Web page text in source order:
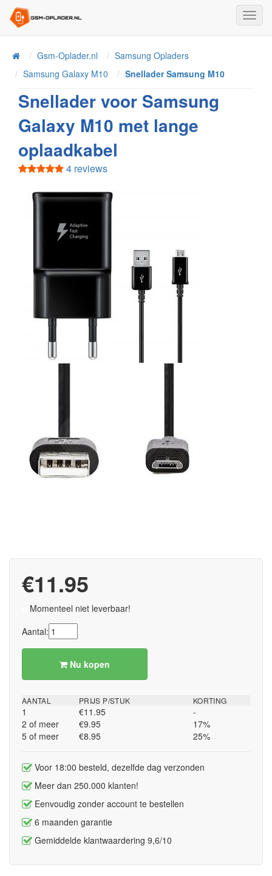
HomeGsm-Oplader.nl
Samsung Opladers
Samsung Galaxy M10
Snellader Samsung M10
Snellader voor Samsung
Galaxy M10 met lange
oplaadkabel
4 reviews
€11.95
Momenteel niet leverbaar!
Aantal:
Nu kopen
AANTAL
1
2 of meer
5 of meer
PRIJS P/STUK
€11.95
€9.95
€8.95
KORTING
-
17%
25%
Voor 18:00 besteld, dezelfde dag verzonden
Meer dan 250.000 klanten!
Eenvoudig zonder account te bestellen
6 maanden garantie
Gemiddelde klantwaardering 9,6/10